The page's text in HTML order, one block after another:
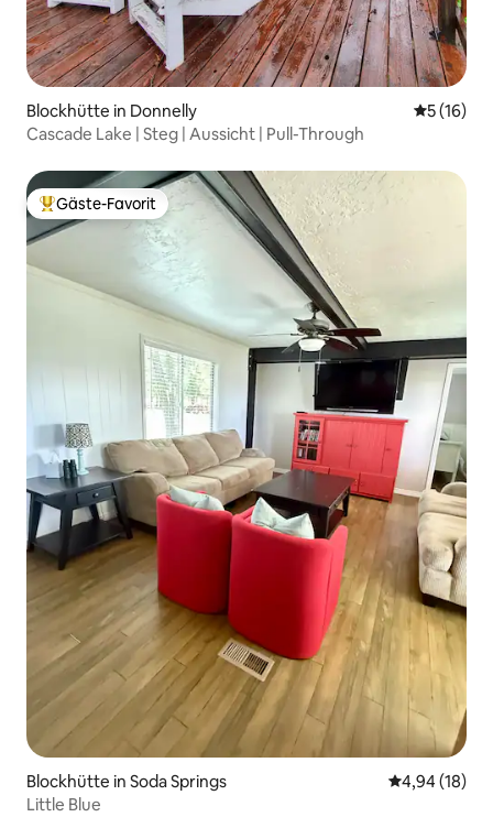
Blockhütte in Donnelly
5 (16)
Cascade Lake | Steg | Aussicht | Pull-Through
Beliebter Gäste-Favorit.
Gäste-Favorit
Blockhütte in Soda Springs
4,94 (18)
Little Blue